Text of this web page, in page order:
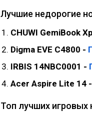
Лучшие недорогие
CHUWI GemiBook
Digma EVE C4800 -
IRBIS 14NBC0001 -
Acer Aspire Lite 14 -
Топ лучших